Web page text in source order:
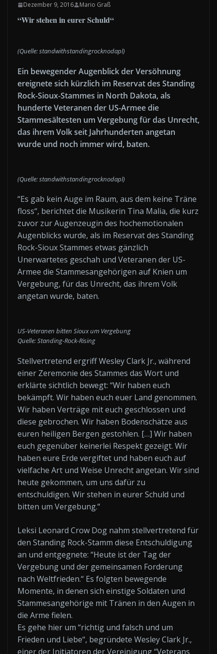
Dezember 9, 2016 Mario Graß
“Wir stehen in eurer Schuld“
(Quelle: standwithstandingrocknodapl)
Ein bewegender Augenblick der Versöhnung
ereignete sich kürzlich im Reservat des Standing
Rock-Sioux-Stammes in North Dakota, als
hunderte Veteranen der US-Armee die
Stammesältesten um Vergebung für das Unrecht,
das ihrem Volk seit Jahrhunderten angetan
wurde und noch immer wird, baten.
(Quelle: standwithstandingrocknodapl)
“Es gab kein Auge im Raum, aus dem keine Träne
floss“, berichtet die Musikerin Tina Malia, die kurz
zuvor zur Augenzeugin des hochemotionalen
Augenblicks wurde, als im Reservat des Standing
Rock-Sioux Stammes etwas gänzlich
Unerwartetes geschah und Veteranen der US-
Armee die Stammesangehörigen auf Knien um
Vergebung, für das Unrecht, das ihrem Volk
angetan wurde, baten.
US-Veteranen bitten Sioux um Vergebung
Quelle: Standing-Rock-Rising
Stellvertretend ergriff Wesley Clark Jr., während
einer Zeremonie des Stammes das Wort und
erklärte sichtlich bewegt: “Wir haben euch
bekämpft. Wir haben euch euer Land genommen.
Wir haben Verträge mit euch geschlossen und
diese gebrochen. Wir haben Bodenschätze aus
euren heiligen Bergen gestohlen. […] Wir haben
euch gegenüber keinerlei Respekt gezeigt. Wir
haben eure Erde vergiftet und haben euch auf
vielfache Art und Weise Unrecht angetan. Wir sind
heute gekommen, um uns dafür zu
entschuldigen. Wir stehen in eurer Schuld und
bitten um Vergebung.“
Leksi Leonard Crow Dog nahm stellvertretend für
den Standing Rock-Stamm diese Entschuldigung
an und entgegnete: “Heute ist der Tag der
Vergebung und der gemeinsamen Forderung
nach Weltfrieden.“ Es folgten bewegende
Momente, in denen sich einstige Soldaten und
Stammesangehörige mit Tränen in den Augen in
die Arme fielen.
Es gehe hier um “richtig und falsch und um
Frieden und Liebe“, begründete Wesley Clark Jr.,
einer der Initiatoren der Vereinigung “Veterans